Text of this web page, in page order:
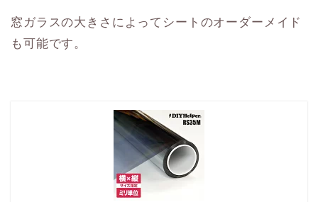
窓ガラスの大きさによってシートのオーダーメイド
も可能です。